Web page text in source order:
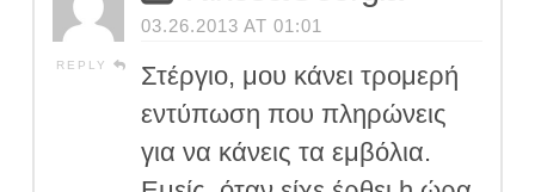
REPLY
03.26.2013 AT 01:01
Στέργιο, μου κάνει τρομερή
εντύπωση που πληρώνεις
για να κάνεις τα εμβόλια.